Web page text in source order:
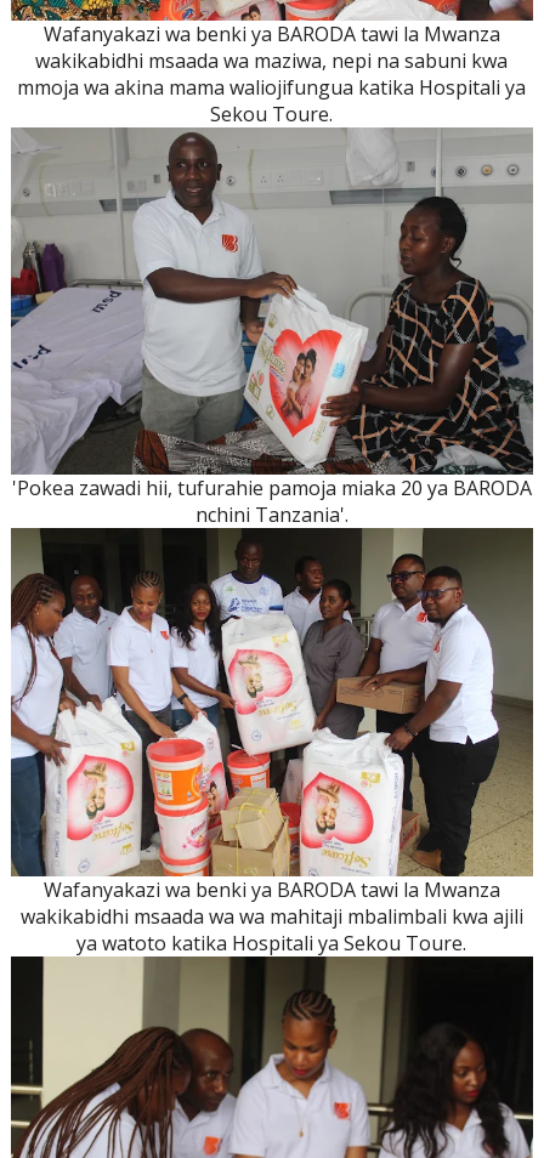
Wafanyakazi wa benki ya BARODA tawi la Mwanza
wakikabidhi msaada wa maziwa, nepi na sabuni kwa
mmoja wa akina mama waliojifungua katika Hospitali ya
Sekou Toure.
'Pokea zawadi hii, tufurahie pamoja miaka 20 ya BARODA
nchini Tanzania'.
Wafanyakazi wa benki ya BARODA tawi la Mwanza
wakikabidhi msaada wa wa mahitaji mbalimbali kwa ajili
ya watoto katika Hospitali ya Sekou Toure.